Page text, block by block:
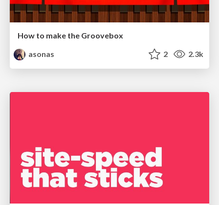
How to make the Groovebox
asonas
2 2.3k